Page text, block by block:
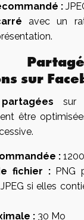
:
avec un
sur
sur
être
:
fichier :PNG
si elles
:30 Mo